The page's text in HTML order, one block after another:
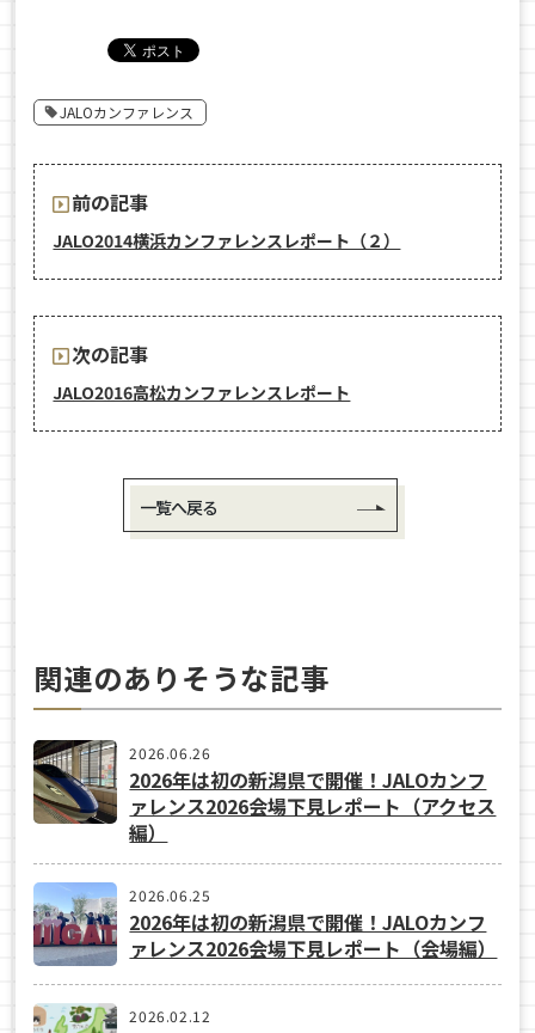
JALOカンファレンス
前の記事
JALO2014横浜カンファレンスレポート（２）
次の記事
JALO2016高松カンファレンスレポート
一覧へ戻る
関連のありそうな記事
2026.06.26
2026年は初の新潟県で開催！JALOカンフ
ァレンス2026会場下見レポート（アクセス
編）
2026.06.25
2026年は初の新潟県で開催！JALOカンフ
ァレンス2026会場下見レポート（会場編）
2026.02.12